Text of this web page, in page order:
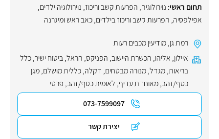
תחום ראשי: נוירולוגיה, הפרעות קשב וריכוז, נוירולוגיה ילדים,
אפילפסיה, הפרעות קשב וריכוז בילדים,כאב ראש ומיגרנה
רמת גן,מודיעין מכבים רעות
איילון, אליהו, הכשרת היישוב, הפניקס, הראל,ביטוח ישיר,כלל
בריאות,מגדל,מנורה מבטחים, דקלה,כללית מושלם,מגן
כסף/זהב,מאוחדת עדיף, לאומית כסף/זהב, פרטי
073-7599097
יצירת קשר